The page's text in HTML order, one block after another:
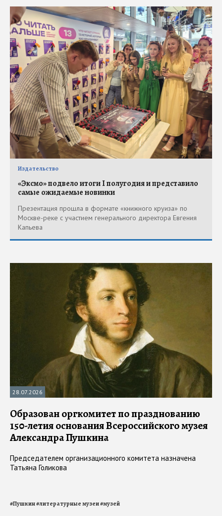
Издательство
«Эксмо» подвело итоги I полугодия и представило
самые ожидаемые новинки
Презентация прошла в формате «книжного круиза» по
Москве-реке с участием генерального директора Евгения
Капьева
28.07.2026
Образован оргкомитет по празднованию
150-летия основания Всероссийского музея
Александра Пушкина
Председателем организационного комитета назначена
Татьяна Голикова
#Пушкин#литературные музеи#музей